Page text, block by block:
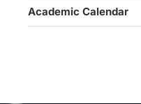
Academic Calendar